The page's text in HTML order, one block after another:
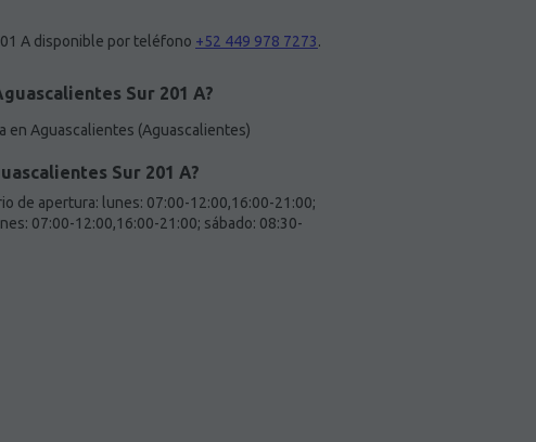
A disponible por teléfono +52 449 978 7273.
Sur 201 A?
en Aguascalientes (Aguascalientes)
Sur 201 A?
de apertura: lunes: 07:00-12:00,16:00-21:00;
07:00-12:00,16:00-21:00; sábado: 08:30-